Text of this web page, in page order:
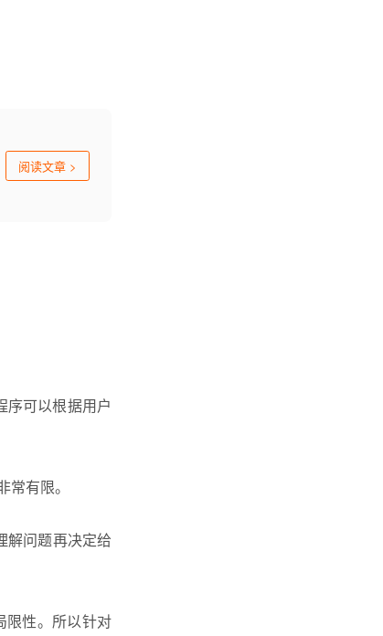
阅读文章 >
序可以根据用户
有限。
解问题再决定给
限性。所以针对